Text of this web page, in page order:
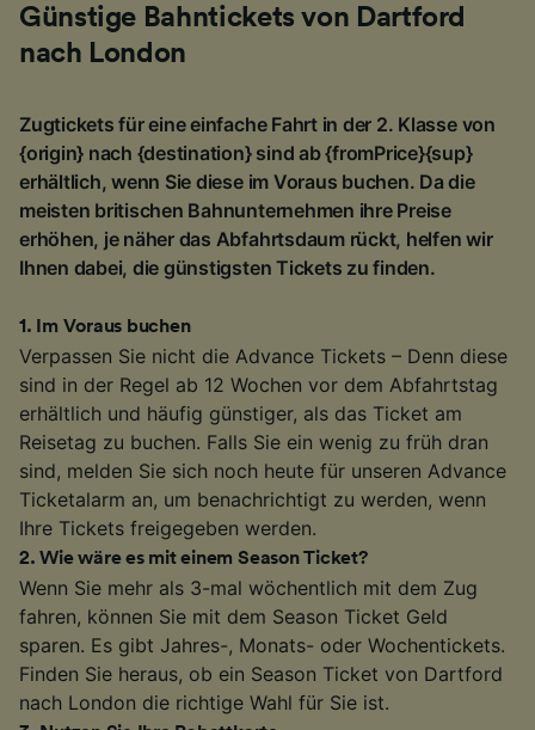
Günstige Bahntickets von Dartford
nach London
Zugtickets für eine einfache Fahrt in der 2. Klasse von
{origin} nach {destination} sind ab {fromPrice}{sup}
erhältlich, wenn Sie diese im Voraus buchen. Da die
meisten britischen Bahnunternehmen ihre Preise
erhöhen, je näher das Abfahrtsdaum rückt, helfen wir
Ihnen dabei, die günstigsten Tickets zu finden.
1 . Im Voraus buchen
Verpassen Sie nicht die Advance Tickets – Denn diese
sind in der Regel ab 12 Wochen vor dem Abfahrtstag
erhältlich und häufig günstiger, als das Ticket am
Reisetag zu buchen. Falls Sie ein wenig zu früh dran
sind, melden Sie sich noch heute für unseren Advance
Ticketalarm an, um benachrichtigt zu werden, wenn
Ihre Tickets freigegeben werden.
2.Wie wäre es mit einem Season Ticket?
Wenn Sie mehr als 3-mal wöchentlich mit dem Zug
fahren, können Sie mit dem Season Ticket Geld
sparen. Es gibt Jahres-, Monats- oder Wochentickets.
Finden Sie heraus, ob ein Season Ticket von Dartford
nach London die richtige Wahl für Sie ist.